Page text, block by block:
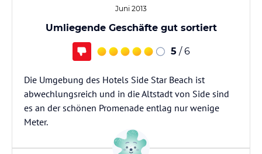
Juni 2013
Umliegende Geschäfte gut sortiert
5 / 6
Die Umgebung des Hotels Side Star Beach ist
abwechlungsreich und in die Altstadt von Side sind
es an der schönen Promenade entlag nur wenige
Meter.